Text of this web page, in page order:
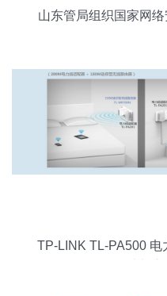
山东管局组织国家网
TP-LINK TL-PA500 电